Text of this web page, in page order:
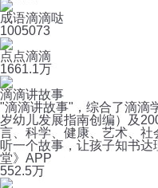
成语滴滴哒
1005073
点点滴滴
1661.1万
滴滴讲故事
"滴滴讲故事"，综合了滴滴
岁幼儿发展指南创编）及
言、科学、健康、艺术、社
听一个故事，让孩子知书
堂》APP
552.5万